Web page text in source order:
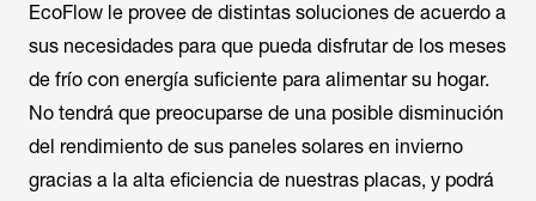
EcoFlow le provee de distintas soluciones de acuerdo a
sus necesidades para que pueda disfrutar de los meses
de frío con energía suficiente para alimentar su hogar.
No tendrá que preocuparse de una posible disminución
del rendimiento de sus paneles solares en invierno
gracias a la alta eficiencia de nuestras placas, y podrá